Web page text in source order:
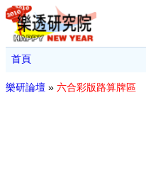
首頁
樂研論壇 » 六合彩版路算牌區